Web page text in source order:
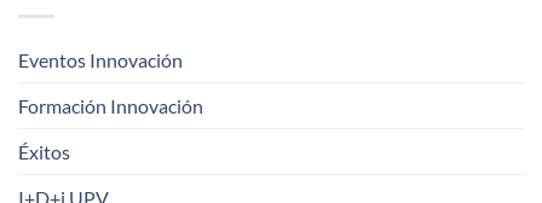
Eventos Innovación
Formación Innovación
Éxitos
I+D+i UPV